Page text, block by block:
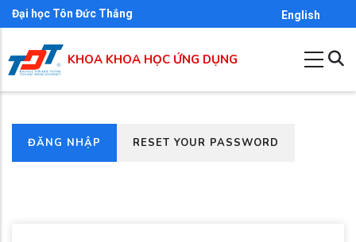
Nhảy
đến
nội
dung
Đại học Tôn Đức Thắng English
KHOA KHOA HỌC ỨNG DỤNG
Primary
ĐĂNG NHẬP RESET YOUR PASSWORD